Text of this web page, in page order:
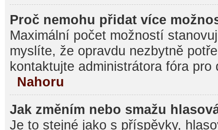
Proč nemohu přidat více
Maximální počet možností
myslíte, že opravdu nezbytně
kontaktujte administrátora fóra pro
Nahoru
Jak změním nebo smažu
Je to stejné jako s příspěvky,